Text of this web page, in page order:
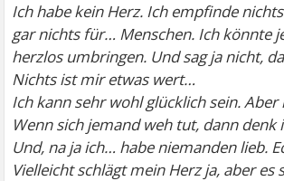
Ich habe kein Herz. Ich empfinde
gar nichts für… Menschen. Ich könnte
herzlos umbringen. Und sag ja nicht,
Nichts ist mir etwas wert…
Ich kann sehr wohl glücklich sein.
Wenn sich jemand weh tut, dann denk
Und, na ja ich… habe niemanden lieb.
Vielleicht schlägt mein Herz ja, aber es